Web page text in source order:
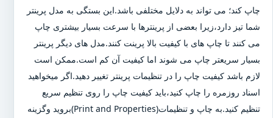
چاپ کند؛ می تواند به دلایل مختلفی باشد.این بستگی به مدل پرینتر
شما تیز دارد،زیرا بعضی از پرینترها با سرعت بسیار بیشتری چاپ
می کنند تا چاپ های با کیفیت بالا پرینت کنند.مدل های دیگر پرینتر
بسیار سریعتر چاپ می شوند اما کیفیت آن کم است.ممکن است
لازم باشد کیفیت چاپ را در تنظیمات پرینتر تغییر دهید.اگر میخواهید
اسناد روزمره را چاپ کنید،باید کیفیت چاپ را روی تنظیم سریع
تنظیم کنید.به چاپ و تنظیمات(Print and Properties)بروید وگزینه